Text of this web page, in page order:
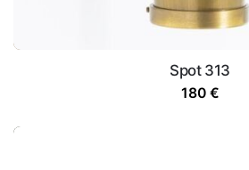
Spot 313
180 €